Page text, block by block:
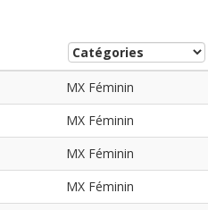
MX Féminin
MX Féminin
MX Féminin
MX Féminin